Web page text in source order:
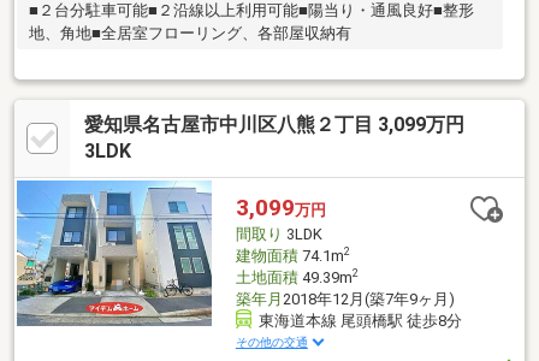
■２台分駐車可能■２沿線以上利用可能■陽当り・通風良好■整形
地、角地■全居室フローリング、各部屋収納有
愛知県名古屋市中川区八熊２丁目 3,099万円
3LDK
3,099万円
間取り 3LDK
建物面積74.1m2
土地面積49.39m2
築年月 2018年12月(築7年9ヶ月)
東海道本線 尾頭橋駅 徒歩8分
その他の交通